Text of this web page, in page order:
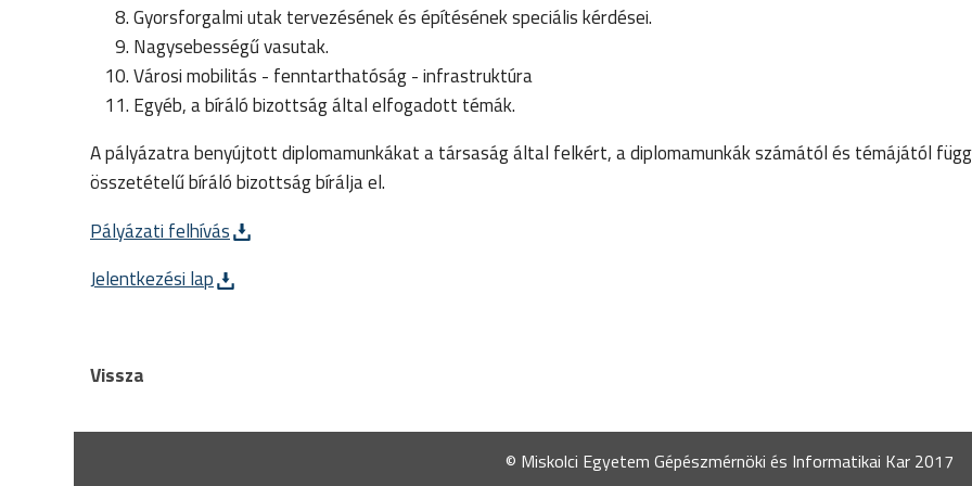
Gyorsforgalmi utak tervezésének és építésének speciális kérdései.
Nagysebességű vasutak.
Városi mobilitás - fenntarthatóság - infrastruktúra
Egyéb, a bíráló bizottság által elfogadott témák.
A pályázatra benyújtott diplomamunkákat a társaság által felkért, a diplomamunkák számától és témájától
összetételű bíráló bizottság bírálja el.
Pályázati felhívás
Jelentkezési lap
Vissza
© Miskolci Egyetem Gépészmérnöki és Informatikai Kar 2017